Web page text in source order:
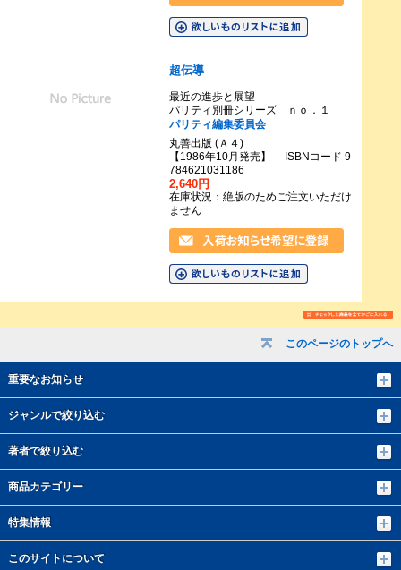
このページのトップへ
重要なお知らせ
ジャンルで絞り込む
著者で絞り込む
商品カテゴリー
特集情報
このサイトについて
超伝導
最近の進歩と展望
パリティ別冊シリーズ ｎｏ．１
パリティ編集委員会
丸善出版 (Ａ４)
【1986年10月発売】 ISBNコード 9
784621031186
2,640円
在庫状況：絶版のためご注文いただけ
ません